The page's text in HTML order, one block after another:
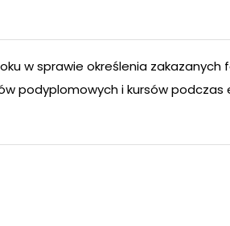
w sprawie określenia
podyplomowych i kursów podczas